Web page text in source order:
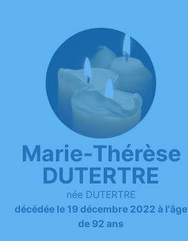
Marie-Thérèse
DUTERTRE
née DUTERTRE
décédée le 19 décembre 2022 à l'âge
de 92 ans